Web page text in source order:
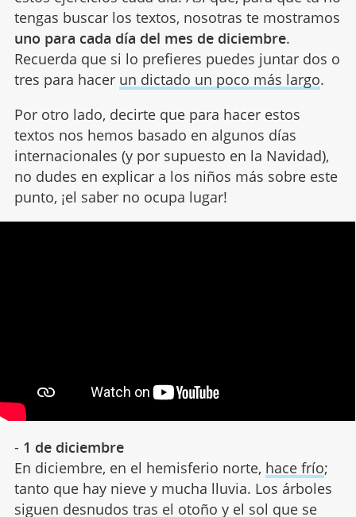
tengas buscar los textos, nosotras te mostramos
uno para cada día del mes de diciembre.
Recuerda que si lo prefieres puedes juntar dos o
tres para hacer un dictado un poco más largo.
Por otro lado, decirte que para hacer estos
textos nos hemos basado en algunos días
internacionales (y por supuesto en la Navidad),
no dudes en explicar a los niños más sobre este
punto, ¡el saber no ocupa lugar!
- 1 de diciembre
En diciembre, en el hemisferio norte, hace frío;
tanto que hay nieve y mucha lluvia. Los árboles
siguen desnudos tras el otoño y el sol que se